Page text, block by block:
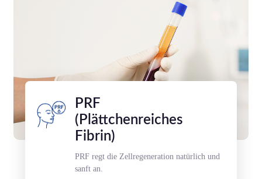
PRF
(Plättchenreiches
Fibrin)
PRF regt die Zellregeneration natürlich und
sanft an.